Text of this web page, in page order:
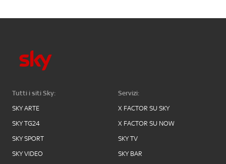
Tutti i siti Sky:
SKY ARTE
SKY TG24
SKY SPORT
SKY VIDEO
Servizi:
X FACTOR SU SKY
X FACTOR SU NOW
SKY TV
SKY BAR